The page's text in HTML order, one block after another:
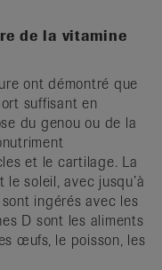
de la vitamine
ont démontré que
suffisant en
du genou ou de la
et le cartilage. La
soleil, avec jusqu’à
ingérés avec les
D sont les aliments
œufs, le poisson, les